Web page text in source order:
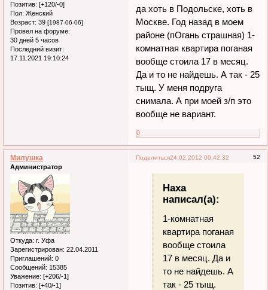
Позитив: [+120/-0]
Пол: Женский
Возраст: 39 [1987-06-06]
Провел на форуме:
30 дней 5 часов
Последний визит:
17.11.2021 19:10:24
да хоть в Подольске, хоть в
Москве. Год назад в моем
районе (пОгань страшная) 1-
комнатная квартира поганая
вообще стоила 17 в месяц.
Да и то не найдешь. А так - 25
тыщ. У меня подруга
снимала. А при моей з/п это
вообще не вариант.
0
Поделиться 52
24.02.2012 09:42:32
Милушка
Администратор
Откуда: г. Уфа
Зарегистрирован: 22.04.2011
Приглашений: 0
Сообщений: 15385
Уважение: [+206/-1]
Позитив: [+40/-1]
Наха
написал(а):
1-комнатная
квартира поганая
вообще стоила
17 в месяц. Да и
то не найдешь. А
так - 25 тыщ.